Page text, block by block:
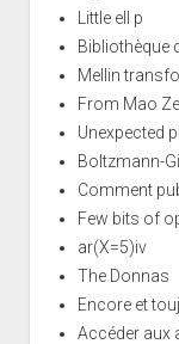
Little ell p
Bibliothèque
Mellin
From Mao
Unexpected
Boltzmann-
Comment
Few bits of
ar(X=5)iv
The Donnas
Encore et
Accéder aux